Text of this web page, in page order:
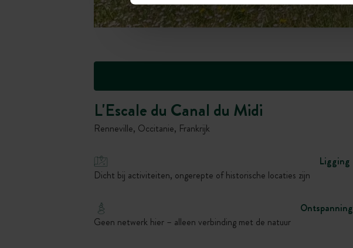
L'Escale du Canal du Midi
Renneville, Occitanie, Frankrijk
Ligging
Dicht bij activiteiten, ongerepte of historische locaties zijn
Ontspanning
Geen netwerk hier – alleen verbinding met de natuur